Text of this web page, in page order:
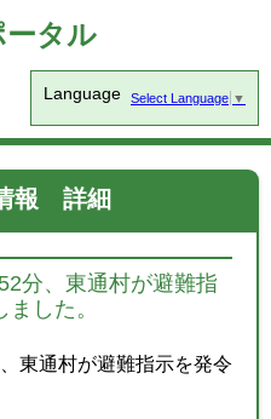
タル
Language Select Language ▼
報 詳細
分、東通村が避難指
した。
東通村が避難指示を発令